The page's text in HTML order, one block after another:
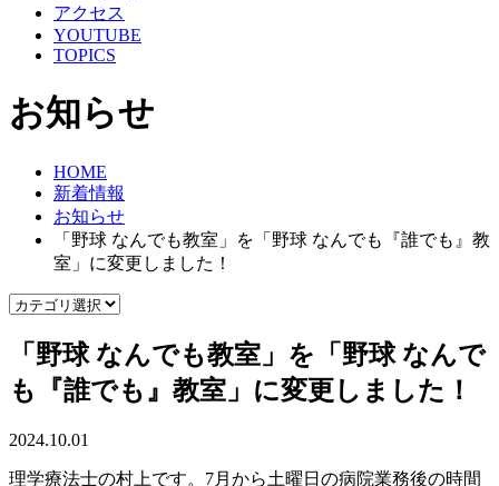
アクセス
YOUTUBE
TOPICS
お知らせ
HOME
新着情報
お知らせ
「野球 なんでも教室」を「野球 なんでも『誰でも』教
室」に変更しました！
「野球 なんでも教室」を「野球 なんで
も『誰でも』教室」に変更しました！
2024.10.01
理学療法士の村上です。7月から土曜日の病院業務後の時間